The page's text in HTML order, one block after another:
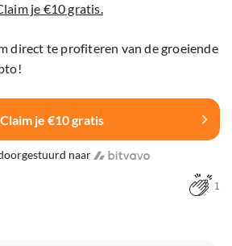
je €10 gratis.
direct te profiteren van de groeiende
Claim je €10 gratis
naar
1